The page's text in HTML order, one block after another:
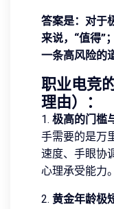
答案是：对于
来说，“值得”
一条高风险的
职业电竞
理由）：
1. 极高的门槛
手需要的是万
速度、手眼协
心理承受能力
2. 黄金年龄极